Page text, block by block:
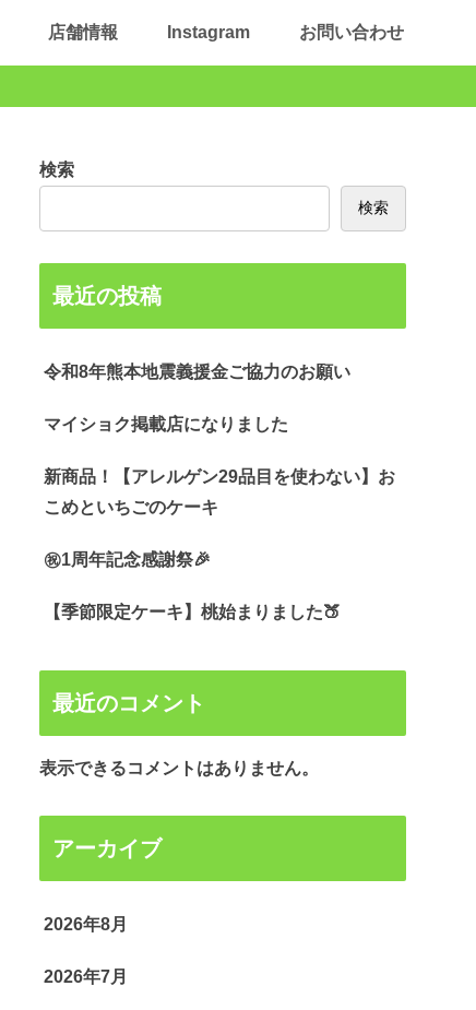
店舗情報 Instagram お問い合わせ
検索
検索
最近の投稿
令和8年熊本地震義援金ご協力のお願い
マイショク掲載店になりました
新商品！【アレルゲン29品目を使わない】お
こめといちごのケーキ
㊗️1周年記念感謝祭🎉
【季節限定ケーキ】桃始まりました🍑
最近のコメント
表示できるコメントはありません。
アーカイブ
2026年8月
2026年7月